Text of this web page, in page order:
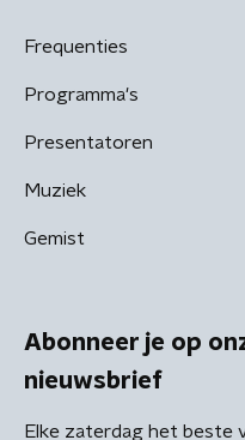
Frequenties
Programma's
Presentatoren
Muziek
Gemist
Abonneer je op
nieuwsbrief
Elke zaterdag het beste